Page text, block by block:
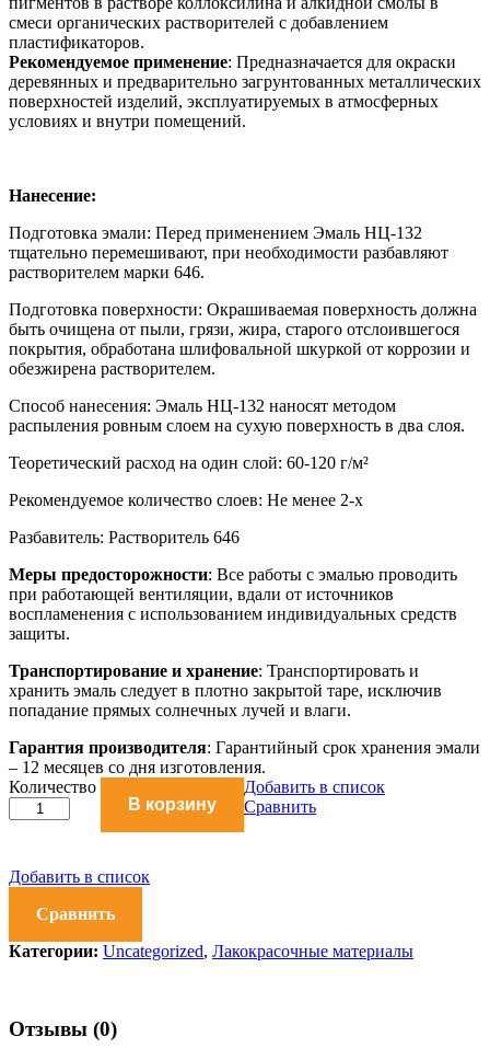
смеси органических растворителей с добавлением
пластификаторов.
Рекомендуемое применение: Предназначается для окраски
деревянных и предварительно загрунтованных металлических
поверхностей изделий, эксплуатируемых в атмосферных
условиях и внутри помещений.
Нанесение:
Подготовка эмали: Перед применением Эмаль НЦ-132
тщательно перемешивают, при необходимости разбавляют
растворителем марки 646.
Подготовка поверхности: Окрашиваемая поверхность должна
быть очищена от пыли, грязи, жира, старого отслоившегося
покрытия, обработана шлифовальной шкуркой от коррозии и
обезжирена растворителем.
Способ нанесения: Эмаль НЦ-132 наносят методом
распыления ровным слоем на сухую поверхность в два слоя.
Теоретический расход на один слой: 60-120 г/м²
Рекомендуемое количество слоев: Не менее 2-х
Разбавитель: Растворитель 646
Меры предосторожности: Все работы с эмалью проводить
при работающей вентиляции, вдали от источников
воспламенения с использованием индивидуальных средств
защиты.
Транспортирование и хранение: Транспортировать и
хранить эмаль следует в плотно закрытой таре, исключив
попадание прямых солнечных лучей и влаги.
Гарантия производителя: Гарантийный срок хранения эмали
– 12 месяцев со дня изготовления.
Эмаль
НЦ-132
белая
количество
Количество
В корзину
Добавить в список
Сравнить
Добавить в список
Сравнить
Категории: Uncategorized, Лакокрасочные материалы
Отзывы (0)